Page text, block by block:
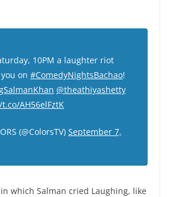
10PM a laughter riot
on #ComedyNightsBachao!
@theathiyashetty
AH56elFztK
(@ColorsTV) September 7,
which Salman cried Laughing, like